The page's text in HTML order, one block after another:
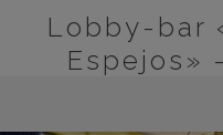
Lobby-bar
Espejos»